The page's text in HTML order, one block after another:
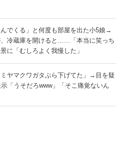
でくる」と何度も部屋を出た小5娘→
冷蔵庫を開けると……「本当に笑っち
に「むしろよく我慢した」
ミヤマクワガタぶら下げてた」→目を疑
「うそだろwww」「そこ痛覚ないん